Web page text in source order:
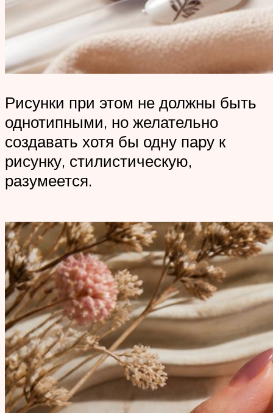
Рисунки при этом не должны быть
однотипными, но желательно
создавать хотя бы одну пару к
рисунку, стилистическую,
разумеется.